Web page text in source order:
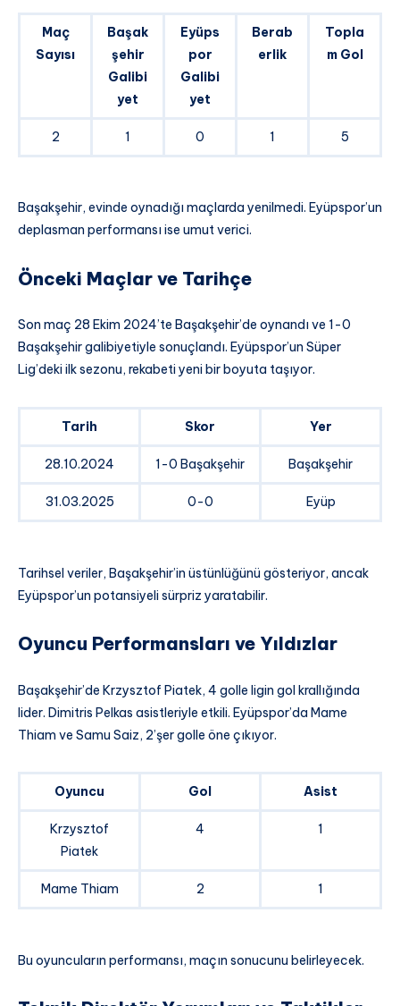
Maç
Sayısı
Başak
şehir
Galibi
yet
Eyüps
por
Galibi
yet
Berab
erlik
Topla
m Gol
2 1 0 1 5
Başakşehir, evinde oynadığı maçlarda yenilmedi. Eyüpspor’un
deplasman performansı ise umut verici.
Önceki Maçlar ve Tarihçe
Son maç 28 Ekim 2024’te Başakşehir’de oynandı ve 1-0
Başakşehir galibiyetiyle sonuçlandı. Eyüpspor’un Süper
Lig’deki ilk sezonu, rekabeti yeni bir boyuta taşıyor.
Tarih Skor Yer
28.10.2024 1-0 Başakşehir Başakşehir
31.03.2025 0-0 Eyüp
Tarihsel veriler, Başakşehir’in üstünlüğünü gösteriyor, ancak
Eyüpspor’un potansiyeli sürpriz yaratabilir.
Oyuncu Performansları ve Yıldızlar
Başakşehir’de Krzysztof Piatek, 4 golle ligin gol krallığında
lider. Dimitris Pelkas asistleriyle etkili. Eyüpspor’da Mame
Thiam ve Samu Saiz, 2’şer golle öne çıkıyor.
Oyuncu Gol Asist
Krzysztof
Piatek
4 1
Mame Thiam 2 1
Bu oyuncuların performansı, maçın sonucunu belirleyecek.